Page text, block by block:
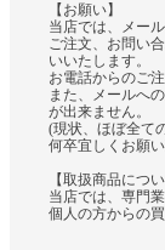
【お願い】
当店では、メー
ご注文、お問い
いいたします。
お電話からのご
また、メールへ
が出来ません。
(現状、ほぼ全て
何卒宜しくお願
【取扱商品につい
当店では、専門
個人の方からの